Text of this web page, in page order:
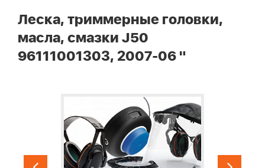
Леска, триммерные головки,
масла, смазки J50
96111001303, 2007-06 "